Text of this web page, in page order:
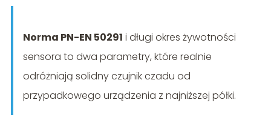
Norma PN-EN 50291 i długi okres żywotności
sensora to dwa parametry, które realnie
odróżniają solidny czujnik czadu od
przypadkowego urządzenia z najniższej półki.